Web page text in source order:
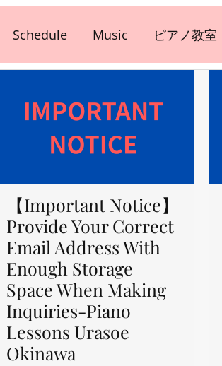
Schedule Music ピアノ教室
【Important Notice】
Provide Your Correct
Email Address With
Enough Storage
Space When Making
Inquiries-Piano
Lessons Urasoe
Okinawa